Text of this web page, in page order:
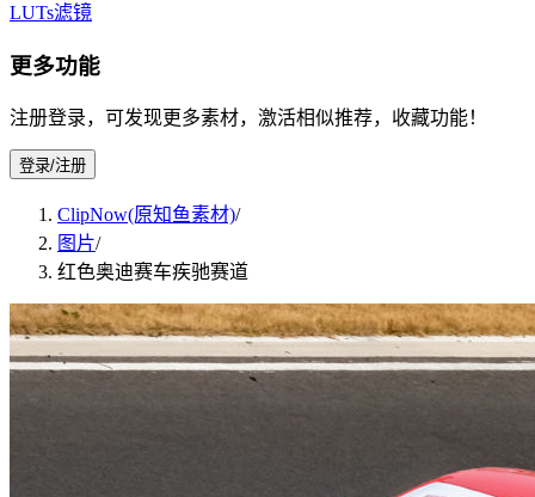
LUTs滤镜
更多功能
注册登录，可发现更多素材，激活相似推荐，收藏功能！
登录/注册
ClipNow(原知鱼素材)/
图片/
红色奥迪赛车疾驰赛道